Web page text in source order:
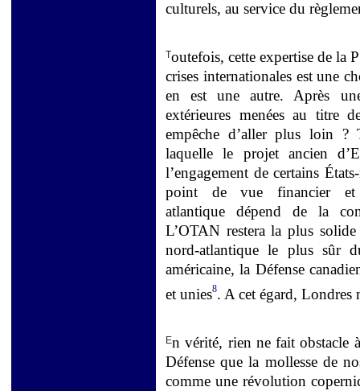
culturels, au service du
Toutefois, cette expertise de la
crises internationales est une
en est une autre. Après
extérieures menées au titre
empêche d’aller plus loin ?
laquelle le projet ancien
l’engagement de certains
point de vue financier et
atlantique dépend de la
L’OTAN restera la plus
nord-atlantique le plus sûr
américaine, la Défense
et unies8. A cet égard, Londres
En vérité, rien ne fait obstacle
Défense que la mollesse de
comme une révolution